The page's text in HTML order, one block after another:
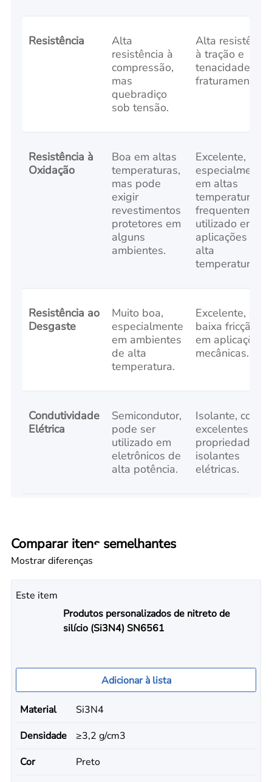
Resistência
Alta
resistência à
compressão,
mas
quebradiço
sob tensão.
Alta resistência
à tração e
tenacidade ao
fraturamento.
Resistência à
Oxidação
Boa em altas
temperaturas,
mas pode
exigir
revestimentos
protetores em
alguns
ambientes.
Excelente,
especialmente
em altas
temperaturas;
utilizado em
aplicações de
alta
temperatura.
Resistência ao
Desgaste
Muito boa,
especialmente
em ambientes
de alta
temperatura.
Excelente, com
baixa fricção
em aplicações
mecânicas.
Condutividade
Elétrica
Semicondutor,
pode ser
utilizado em
eletrônicos de
alta potência.
Isolante, com
excelentes
propriedades
isolantes
elétricas.
Comparar itens semelhantes
Mostrar diferenças
Este item
Produtos personalizados de nitreto de
silício (Si3N4) SN6561
Adicionar à lista
Material
Si3N4
Densidade
≥3,2 g/cm3
Cor
Preto